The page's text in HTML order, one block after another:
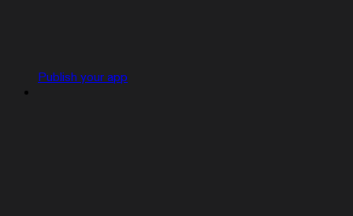
Publish your app